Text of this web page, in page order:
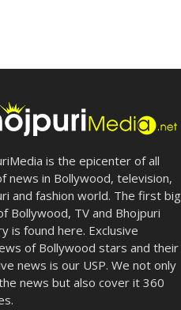
is the epicenter of all
news in Bollywood, television,
and fashion world. The first big
Bollywood, TV and Bhojpuri
is found here. Exclusive
of Bollywood stars and their
news is our USP. We not only
news but also cover it 360